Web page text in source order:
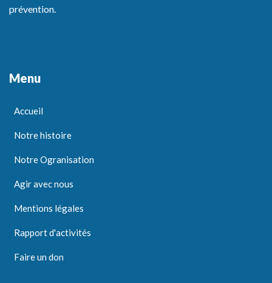
prévention.
Menu
Accueil
Notre histoire
Notre Ogranisation
Agir avec nous
Mentions légales
Rapport d'activités
Faire un don